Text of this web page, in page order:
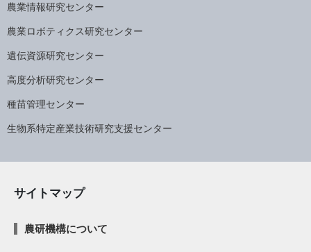
農業情報研究センター
農業ロボティクス研究センター
遺伝資源研究センター
高度分析研究センター
種苗管理センター
生物系特定産業技術研究支援センター
サイトマップ
農研機構について